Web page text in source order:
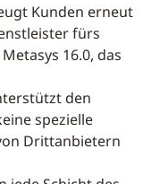
Kunden erneut
fürs
16.0, das
den
spezielle
Drittanbietern